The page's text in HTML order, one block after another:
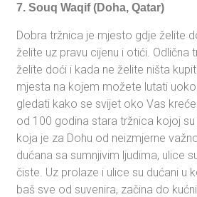
7. Souq Waqif (Doha, Qatar)
Dobra tržnica je mjesto gdje želite
želite uz pravu cijenu i otići. Odlična
želite doći i kada ne želite ništa
mjesta na kojem možete lutati
gledati kako se svijet oko Vas
od 100 godina stara tržnica kojoj
koja je za Dohu od neizmjerne
dućana sa sumnjivim ljudima, ulice
čiste. Uz prolaze i ulice su dućani u
baš sve od suvenira, začina do